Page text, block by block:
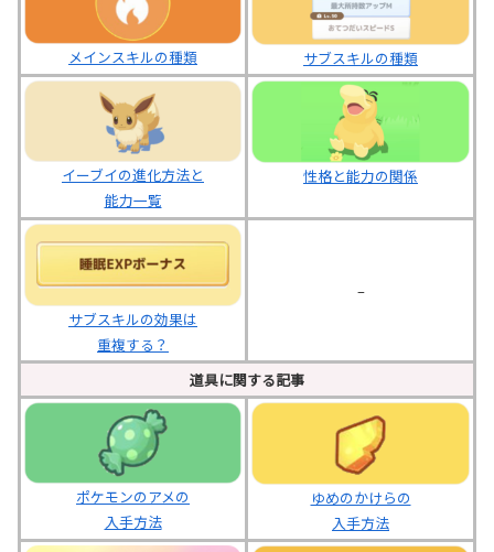
メインスキルの種類 サブスキルの種類
イーブイの進化方法と
能力一覧
性格と能力の関係
サブスキルの効果は
重複する？
–
道具に関する記事
ポケモンのアメの
入手方法
ゆめのかけらの
入手方法